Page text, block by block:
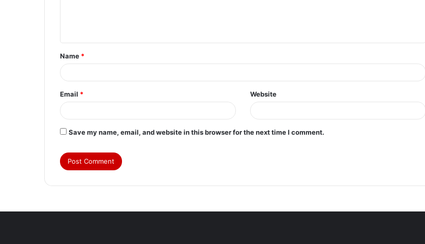
t
*
Name *
Email * Website
Save my name, email, and website in this browser for the next time I comment.